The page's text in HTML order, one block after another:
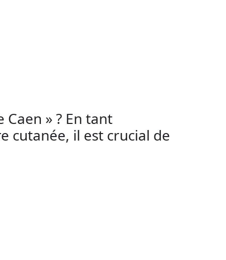
» ? En tant
cutanée, il est crucial de